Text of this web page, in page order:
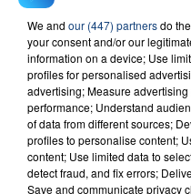
Un père de famille, menuisier de
Selvigny, avait été interpellé,
enfants et frappé sa femme avec
psychiatriques, il avait ensuite
We and our (447) partnersdo
your consent and/or our
information on a device; Use
profiles for personalised
advertising; Measure
performance; Understand
of data from different sources;
profiles to personalise content;
content; Use limited data to
detect fraud, and fix errors;
Save and communicate privacy